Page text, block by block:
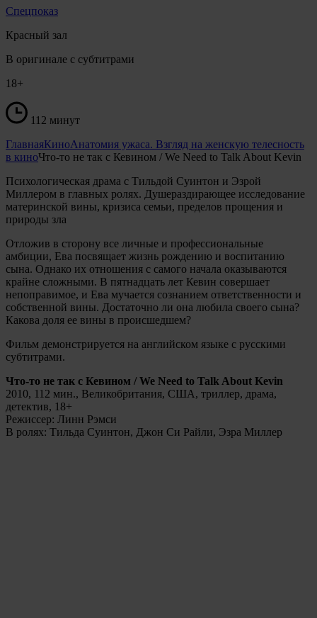
Спецпоказ
Красный зал
В оригинале с субтитрами
18+
112 минут
ГлавнаяКиноАнатомия ужаса. Взгляд на женскую телесность
в киноЧто-то не так с Кевином / We Need to Talk About Kevin
Психологическая драма с Тильдой Суинтон и Эзрой
Миллером в главных ролях. Душераздирающее исследование
материнской вины, кризиса семьи, пределов прощения и
природы зла
Отложив в сторону все личные и профессиональные
амбиции, Ева посвящает жизнь рождению и воспитанию
сына. Однако их отношения с самого начала оказываются
крайне сложными. В пятнадцать лет Кевин совершает
непоправимое, и Ева мучается сознанием ответственности и
собственной вины. Достаточно ли она любила своего сына?
Какова доля ее вины в происшедшем?
Фильм демонстрируется на английском языке с русскими
субтитрами.
Что-то не так с Кевином / We Need to Talk About Kevin
2010, 112 мин., Великобритания, США, триллер, драма,
детектив, 18+
Режиссер: Линн Рэмси
В ролях: Тильда Суинтон, Джон Си Райли, Эзра Миллер